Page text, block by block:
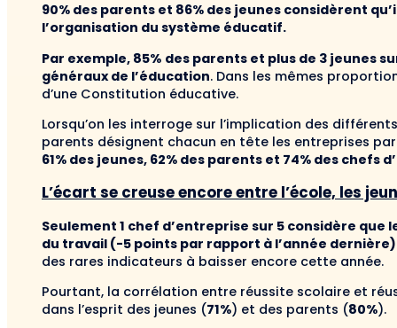
90% des parents et 86% des jeunes considèrent
l’organisation du système éducatif.
Par exemple, 85% des parents et plus de 3 jeunes
généraux de l’éducation. Dans les mêmes
d’une Constitution éducative.
Lorsqu’on les interroge sur l’implication des
parents désignent chacun en tête les entreprises
61% des jeunes, 62% des parents et 74% des chefs
L’écart se creuse encore entre l’école, les
Seulement 1 chef d’entreprise sur 5 considère que
du travail (-5 points par rapport à l’année
des rares indicateurs à baisser encore cette année.
Pourtant, la corrélation entre réussite scolaire et
dans l’esprit des jeunes (71%) et des parents (80%).